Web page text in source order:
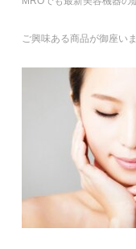
ご興味ある商品が御座い